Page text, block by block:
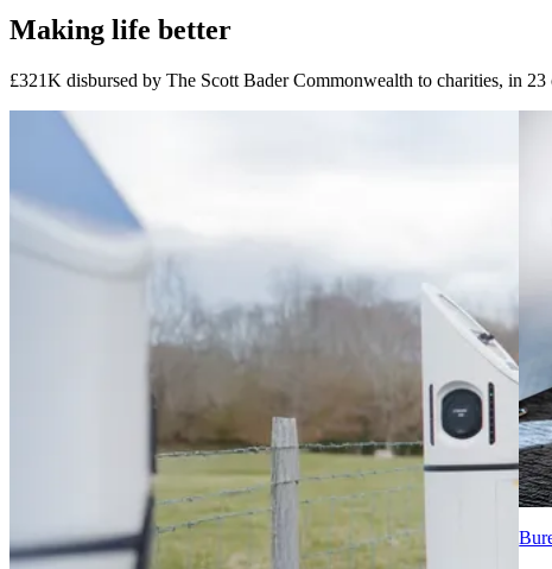
Making life better
£321K disbursed by The Scott Bader Commonwealth to charities, in